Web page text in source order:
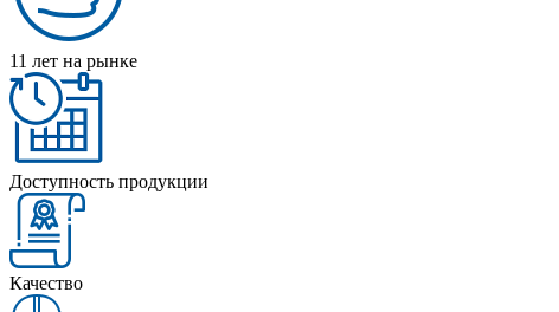
11 лет на рынке
Доступность продукции
Качество